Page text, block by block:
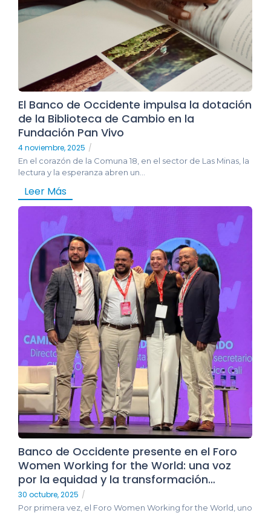
El Banco de Occidente impulsa la dotación
de la Biblioteca de Cambio en la
Fundación Pan Vivo
4 noviembre, 2025 /
En el corazón de la Comuna 18, en el sector de Las Minas, la
lectura y la esperanza abren un...
Leer Más
Banco de Occidente presente en el Foro
Women Working for the World: una voz
por la equidad y la transformación…
30 octubre, 2025 /
Por primera vez, el Foro Women Working for the World, uno